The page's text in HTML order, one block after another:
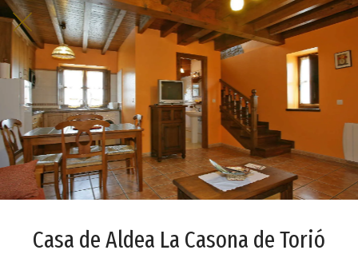
Casa de Aldea La Casona de Torió